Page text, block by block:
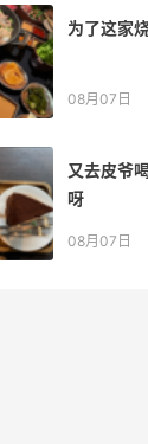
为了这家
08月07日
又去皮爷
呀
08月07日